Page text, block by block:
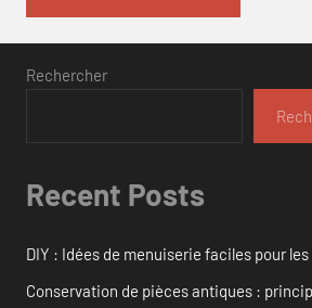
Rechercher
Recent Posts
DIY : Idées de menuiserie faciles pour
Conservation de pièces antiques :